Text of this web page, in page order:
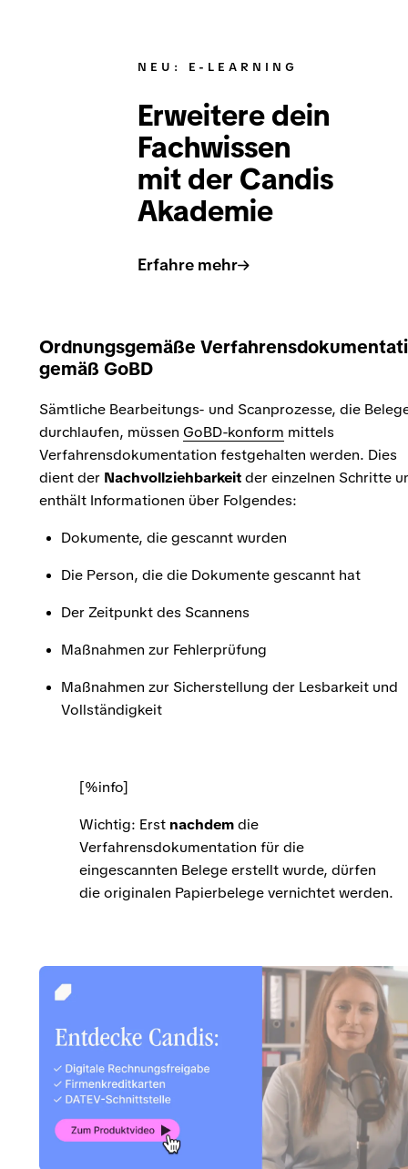
NEU: E-LEARNING
Erweitere dein
Fachwissen
mit der Candis
Akademie
Erfahre mehr
Ordnungsgemäße
gemäß GoBD
Sämtliche Bearbeitungs- und Scanprozesse, die
durchlaufen, müssen GoBD-konform mittels
Verfahrensdokumentation festgehalten werden. Dies
dient der Nachvollziehbarkeitder einzelnen Schritte
enthält Informationen über Folgendes:
Dokumente, die gescannt wurden
Die Person, die die Dokumente gescannt hat
Der Zeitpunkt des Scannens
Maßnahmen zur Fehlerprüfung
Maßnahmen zur Sicherstellung der Lesbarkeit und
Vollständigkeit
[%info]
Wichtig: Erst nachdemdie
Verfahrensdokumentation für die
eingescannten Belege erstellt wurde, dürfen
die originalen Papierbelege vernichtet werden.